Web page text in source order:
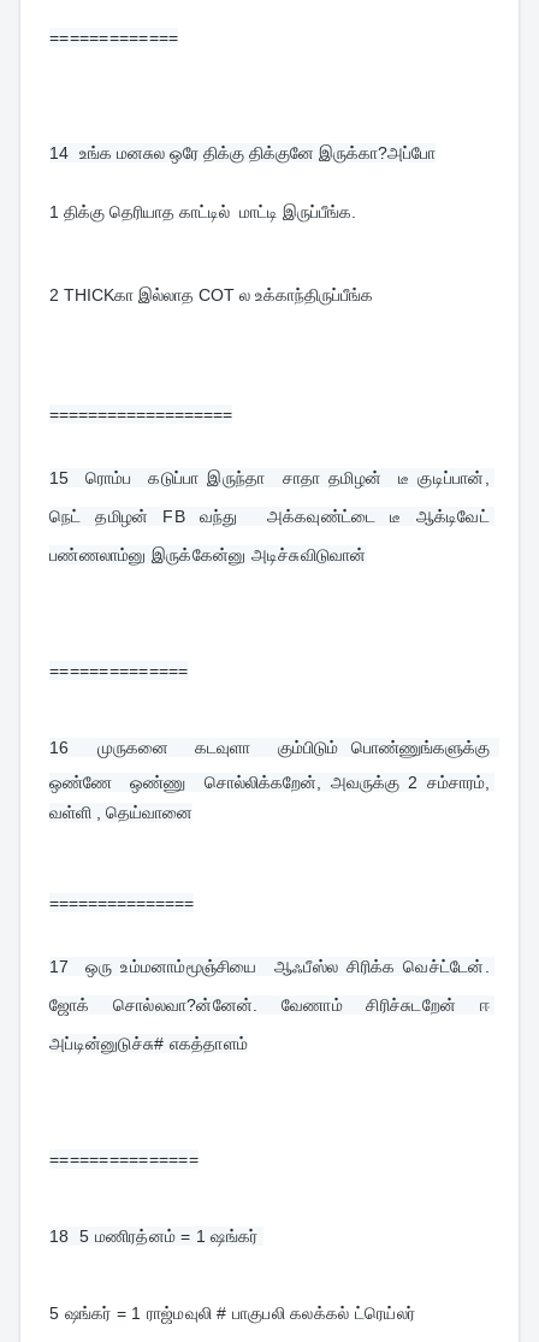
=============
14 உங்க மனசுல ஒரே திக்கு திக்குனே இருக்கா?அப்போ
1 திக்கு தெரியாத காட்டில்  மாட்டி இருப்பீங்க.
2 THICKகா இல்லாத COT ல உக்காந்திருப்பீங்க
===================
15 ரொம்ப  கடுப்பா இருந்தா  சாதா தமிழன்  டீ குடிப்பான்,
நெட் தமிழன் FB வந்து  அக்கவுண்ட்டை டீ ஆக்டிவேட்
பண்ணலாம்னு இருக்கேன்னு அடிச்சுவிடுவான்
==============
16 முருகனை  கடவுளா  கும்பிடும் பொண்ணுங்களுக்கு
ஒண்ணே  ஒண்ணு  சொல்லிக்கறேன், அவருக்கு 2 சம்சாரம்,
வள்ளி , தெய்வானை
===============
17 ஒரு உம்மனாம்மூஞ்சியை  ஆஃபீஸ்ல சிரிக்க வெச்ட்டேன்.
ஜோக் சொல்லவா?ன்னேன். வேணாம் சிரிச்சுடறேன் ஈ
அப்டின்னுடுச்சு# எகத்தாளம்
===============
18 5 மணிரத்னம் = 1 ஷங்கர்
5 ஷங்கர் = 1 ராஜ்மவுலி # பாகுபலி கலக்கல் ட்ரெய்லர்